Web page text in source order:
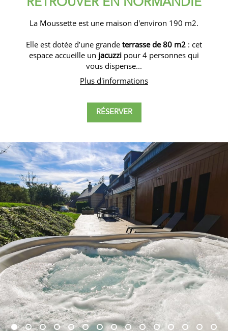
RETROUVER EN NORMANDIE
La Moussette est une maison d'environ 190 m2.
Elle est dotée d’une grande terrasse de 80 m2 : cet
espace accueille un jacuzzi pour 4 personnes qui
vous dispense...
Plus d'informations
RÉSERVER